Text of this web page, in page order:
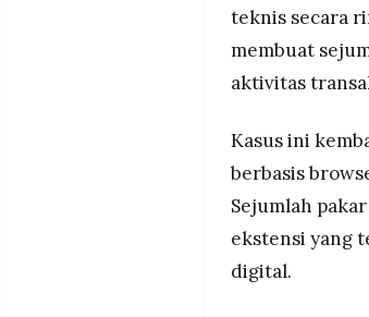
teknis secara
membuat
aktivitas
Kasus ini
berbasis
Sejumlah
ekstensi yang
digital.